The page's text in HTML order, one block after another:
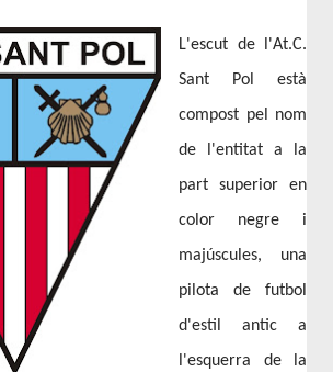
L'escut de l'At.C.
Sant Pol està
compost pel nom
de l'entitat a la
part superior en
color negre i
majúscules, una
pilota de futbol
d'estil antic a
l'esquerra de la